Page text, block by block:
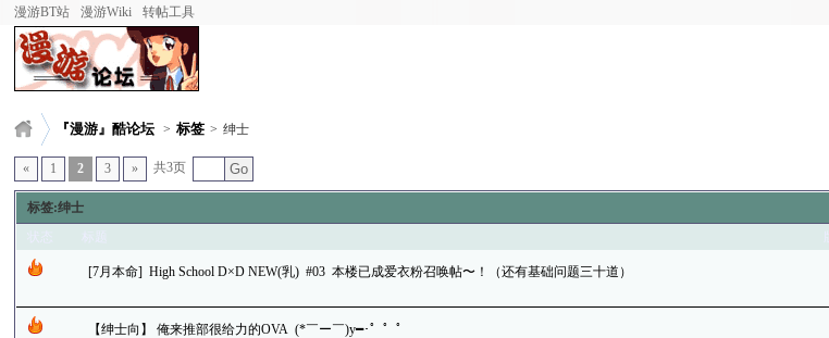
漫游BT站 漫游Wiki 转帖工具
『漫游』酷论坛 > 标签 > 绅士
« 1 2 3 » 共3页 Go
标签:绅士
[7月本命] High School D×D NEW(乳) #03 本楼已成爱衣粉召唤帖〜！（还有基础问题三十道）
【绅士向】 俺来推部很给力的OVA (*￣ー￣)y━･゜゜゜